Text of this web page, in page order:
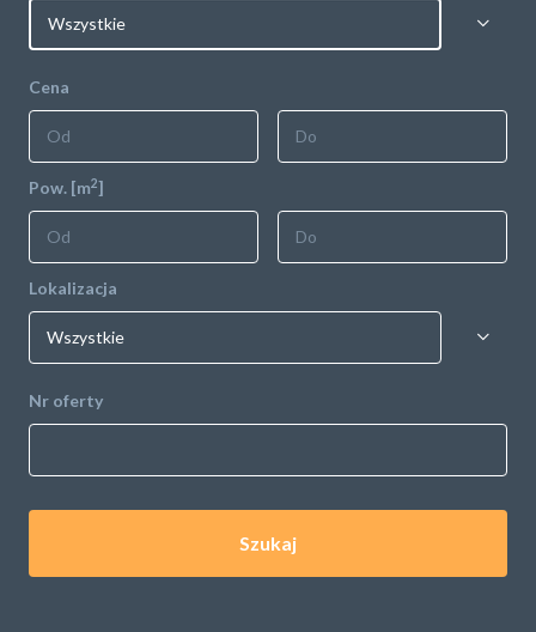
Cena
Pow. [m2]
Lokalizacja
Nr oferty
Szukaj